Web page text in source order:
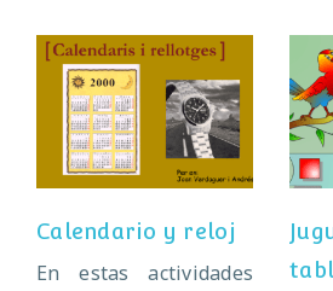
Calendario y
reloj
Calendario y reloj
En estas actividades